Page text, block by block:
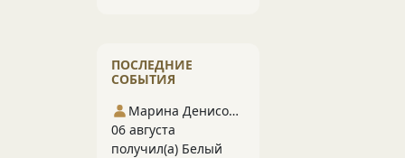
ПОСЛЕДНИЕ
СОБЫТИЯ
Марина Денисова 5
06 августа
получил(а) Белый